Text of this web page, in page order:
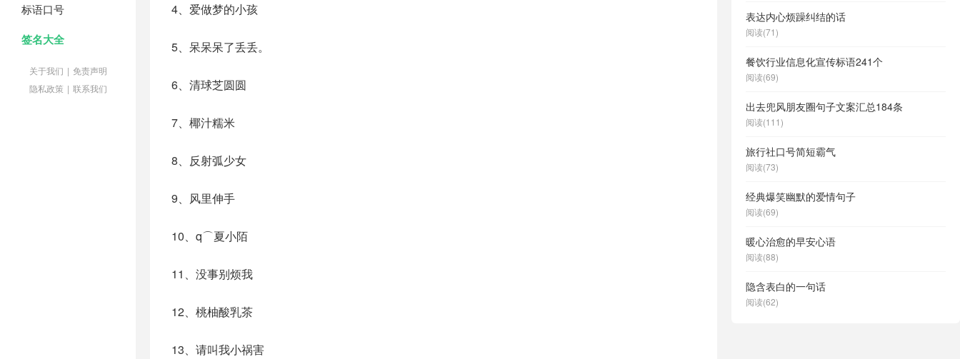
标语口号
签名大全
关于我们 | 免责声明
隐私政策 | 联系我们
4、爱做梦的小孩
5、呆呆呆了丢丢。
6、清球芝圆圆
7、椰汁糯米
8、反射弧少女
9、风里伸手
10、q⌒夏小陌
11、没事别烦我
12、桃柚酸乳茶
13、请叫我小祸害
表达内心烦躁纠结的话
阅读(71)
餐饮行业信息化宣传标语241个
阅读(69)
出去兜风朋友圈句子文案汇总184条
阅读(111)
旅行社口号简短霸气
阅读(73)
经典爆笑幽默的爱情句子
阅读(69)
暖心治愈的早安心语
阅读(88)
隐含表白的一句话
阅读(62)